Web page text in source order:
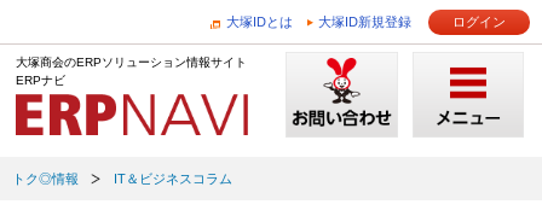
大塚IDとは 大塚ID新規登録 ログイン
大塚商会のERPソリューション情報サイト
ERPナビ
トク◎情報 IT＆ビジネスコラム